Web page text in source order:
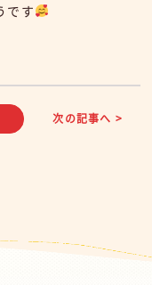
です
次の記事へ >